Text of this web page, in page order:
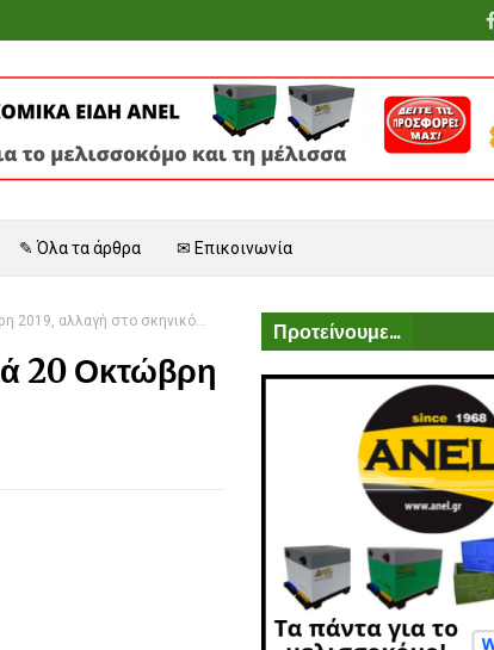
✎ Όλα τα άρθρα ✉ Επικοινωνία
2019, αλλαγή στο σκηνικό...
20 Οκτώβρη
Προτείνουμε...